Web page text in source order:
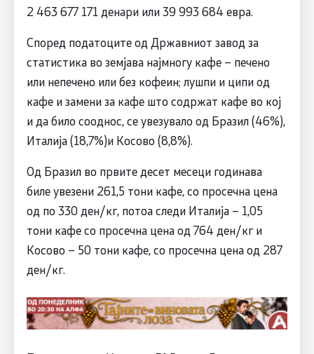
2 463 677 171 денари или 39 993 684 евра.
Според податоците од Државниот завод за
статистика во земјава најмногу кафе – печено
или непечено или без кофеин; лушпи и ципи од
кафе и замени за кафе што содржат кафе во кој
и да било сооднос, се увезувало од Бразил (46%),
Италија (18,7%)и Косово (8,8%).
Од Бразил во првите десет месеци годинава
биле увезени 261,5 тони кафе, со просечна цена
од по 330 ден/кг, потоа следи Италија – 1,05
тони кафе со просечна цена од 764 ден/кг и
Косово – 50 тони кафе, со просечна цена од 287
ден/кг.